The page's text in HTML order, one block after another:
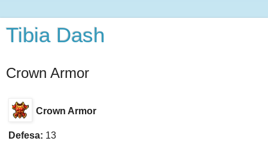
Tibia Dash
Crown Armor
Crown Armor
Defesa: 13